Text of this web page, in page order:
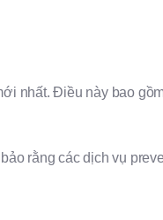
nhất. Điều này bao
rằng các dịch vụ